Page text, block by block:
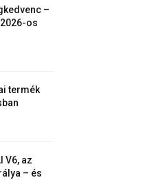
–
os
termék
V6, az
– és